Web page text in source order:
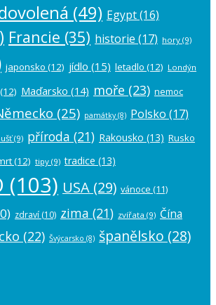
(49) Egypt(16)
Francie (35) historie (17) hory (9)
japonsko (12) jídlo (15) letadlo (12) Londýn
(12) Maďarsko (14) moře (23) nemoc
(25) památky(8) Polsko (17)
(9) příroda (21) Rakousko (13) Rusko
(12) tipy (9) tradice (13)
(103) USA (29) vánoce (11)
zdraví (10) zima (21) zvířata (9) Čína
(22) Švýcarsko (8) španělsko (28)